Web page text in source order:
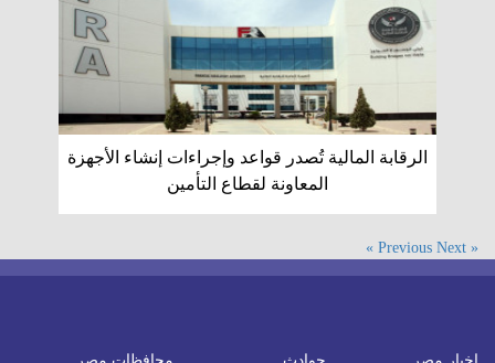
الرقابة المالية تُصدر قواعد وإجراءات إنشاء الأجهزة
المعاونة لقطاع التأمين
« Previous
Next »